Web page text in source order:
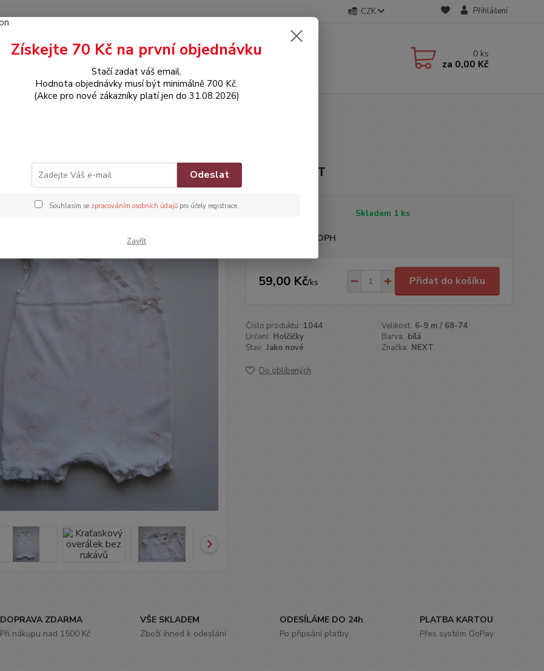
CZK Přihlášení
Hledat 0 ks
za 0,00 Kč
Značka: NEXT
Skladem 1 ks
Nejsme plátci DPH
59,00 Kč/ks Přidat do košíku
Číslo produktu: 1044 Velikost: 6-9 m / 68-74
Určení: Holčičky Barva: bílá
Stav: Jako nové Značka: NEXT
Do oblíbených
DOPRAVA ZDARMA
Při nákupu nad 1500 Kč
VŠE SKLADEM
Zboží ihned k odeslání
ODESÍLÁME DO 24h
Po připsání platby
PLATBA KARTOU
Přes systém GoPay
Získejte 70 Kč na první objednávku
Stačí zadat váš email.
Hodnota objednávky musí být minimálně 700 Kč.
(Akce pro nové zákazníky platí jen do 31.08.2026)
Odeslat
Souhlasím se zpracováním osobních údajůpro účely registrace.
Zavřít